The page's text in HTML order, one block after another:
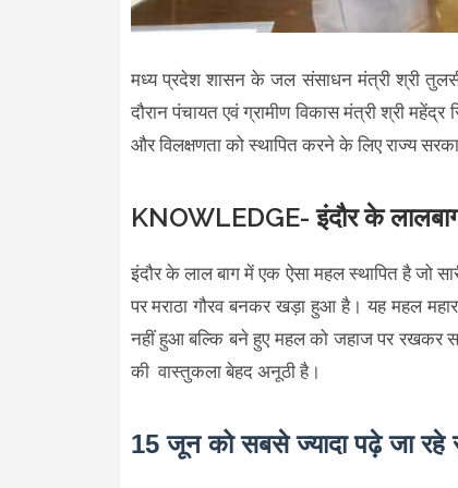
मध्य प्रदेश शासन के जल संसाधन मंत्री श्री
दौरान पंचायत एवं ग्रामीण विकास मंत्री श्री
और विलक्षणता को स्थापित करने के लिए राज्य
KNOWLEDGE- इंदौर के
इंदौर के लाल बाग में एक ऐसा महल स्थापित है जो
पर मराठा गौरव बनकर खड़ा हुआ है। यह महल
नहीं हुआ बल्कि बने हुए महल को जहाज पर रखकर
की वास्तुकला बेहद अनूठी है।
15 जून को सबसे ज्यादा पढ़े जा रहे